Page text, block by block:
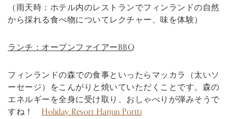
（雨天時：ホテル内のレストランでフィンランドの自然
から採れる食べ物についてレクチャー、味を体験）
ランチ：オープンファイアーBBQ
フィンランドの森での食事といったらマッカラ（太いソ
ーセージ）をこんがりと焼いていただくことです。森の
エネルギーを全身に受け取り、おしゃべりが弾みそうで
すね！ Holiday Resort Harjun Portti